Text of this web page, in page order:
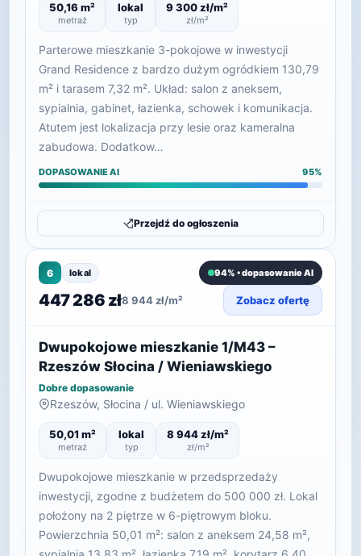
50,16 m²
metraż
lokal
typ
9 300 zł/m²
zł/m²
Parterowe mieszkanie 3-pokojowe w inwestycji
Grand Residence z bardzo dużym ogródkiem 130,79
m² i tarasem 7,32 m². Układ: salon z aneksem,
sypialnia, gabinet, łazienka, schowek i komunikacja.
Atutem jest lokalizacja przy lesie oraz kameralna
zabudowa. Dodatkow…
DOPASOWANIE AI 95%
Przejdź do ogłoszenia
6 lokal 94% • dopasowanie AI
447 286 zł8 944 zł/m² Zobacz ofertę
Dwupokojowe mieszkanie 1/M43 –
Rzeszów Słocina / Wieniawskiego
Dobre dopasowanie
Rzeszów, Słocina / ul. Wieniawskiego
50,01 m²
metraż
lokal
typ
8 944 zł/m²
zł/m²
Dwupokojowe mieszkanie w przedsprzedaży
inwestycji, zgodne z budżetem do 500 000 zł. Lokal
położony na 2 piętrze w 6-piętrowym bloku.
Powierzchnia 50,01 m²: salon z aneksem 24,58 m²,